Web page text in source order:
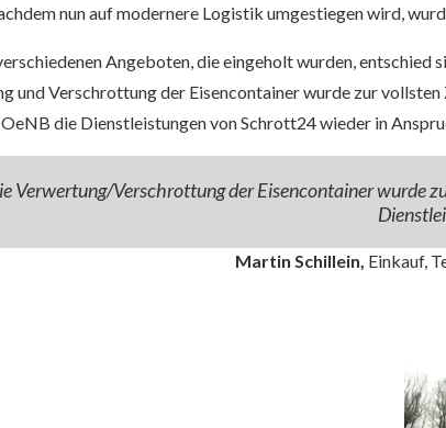
nun auf modernere Logistik umgestiegen wird,
Angeboten, die eingeholt wurden,
und Verschrottung der Eisencontainer wurde zur
die Dienstleistungen von Schrott24 wieder in
Verwertung/Verschrottung der Eisencontainer wurde
Martin Schillein, Einkauf,